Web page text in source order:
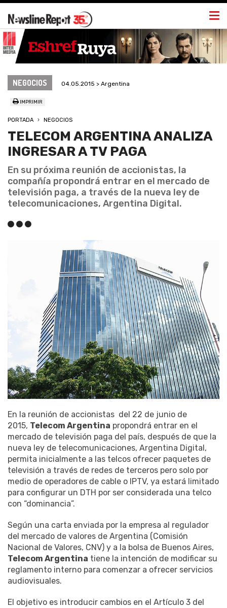
NEGOCIOS 04.05.2015 > Argentina
IMPRIMIR
PORTADA NEGOCIOS
TELECOM ARGENTINA ANALIZA
INGRESAR A TV PAGA
En su próxima reunión de accionistas, la
compañía propondrá entrar en el mercado de
televisión paga, a través de la nueva ley de
telecomunicaciones, Argentina Digital.
En la reunión de accionistas del 22 de junio de
2015, Telecom Argentina propondrá entrar en el
mercado de televisión paga del país, después de que la
nueva ley de telecomunicaciones, Argentina Digital,
permita inicialmente a las telcos ofrecer paquetes de
televisión a través de redes de terceros pero solo por
medio de operadores de cable o IPTV, ya estará limitado
para configurar un DTH por ser considerada una telco
con “dominancia”.
Según una carta enviada por la empresa al regulador
del mercado de valores de Argentina (Comisión
Nacional de Valores, CNV) y a la bolsa de Buenos Aires,
Telecom Argentina tiene la intención de modificar su
reglamento interno para comenzar a ofrecer servicios
audiovisuales.
El objetivo es introducir cambios en el Artículo 3 del